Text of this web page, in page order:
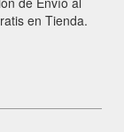
en Tienda.